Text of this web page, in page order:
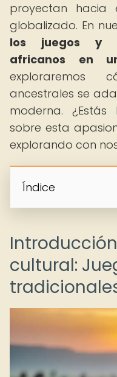
proyectan
globalizado. En
los juegos y
africanos en
exploraremos
ancestrales se
moderna.
sobre esta
explorando con
Índice
cultural: